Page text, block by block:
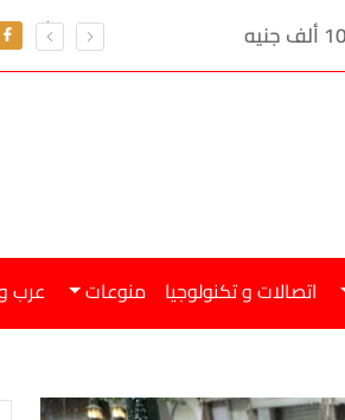
اتصالات و تكنولوجيا منوعات عرب